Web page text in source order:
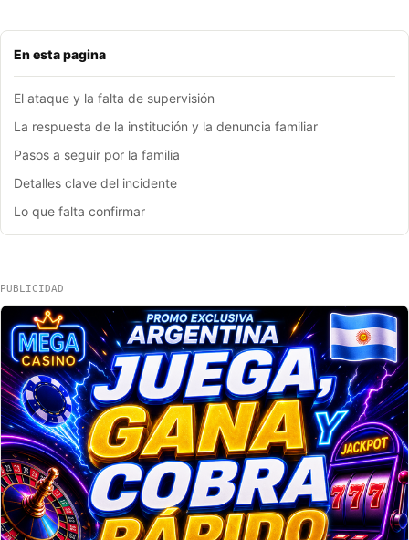
En esta pagina
El ataque y la falta de supervisión
La respuesta de la institución y la denuncia familiar
Pasos a seguir por la familia
Detalles clave del incidente
Lo que falta confirmar
PUBLICIDAD